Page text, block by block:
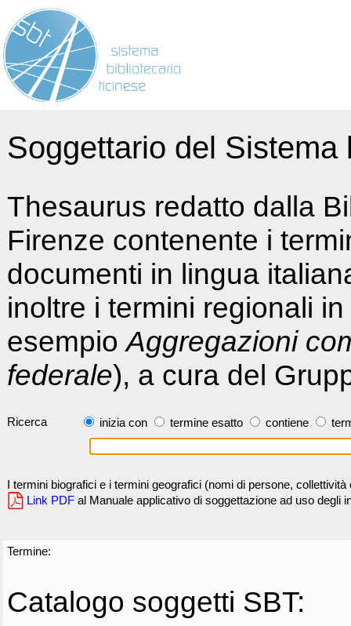
Soggettario del
Thesaurus redatto dalla
Firenze contenente i
documenti in lingua
inoltre i termini regionali
esempioAggregazioni
federale), a cura del
Ricerca inizia con termine esatto contiene
I termini biografici e i termini geografici (nomi di persone,
Link PDF al Manuale applicativo di soggettazione ad uso degli
Termine:
Catalogo soggetti SBT: